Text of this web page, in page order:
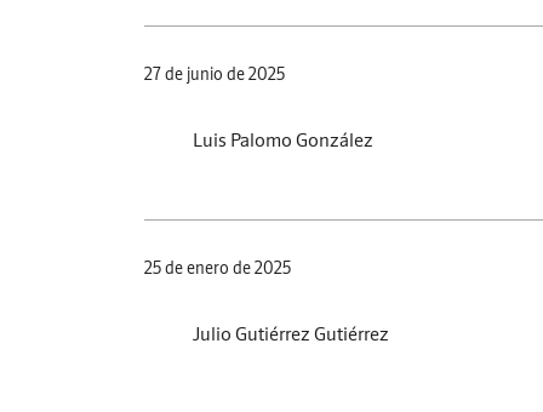
27 de junio de 2025
Luis Palomo González
25 de enero de 2025
Julio Gutiérrez Gutiérrez